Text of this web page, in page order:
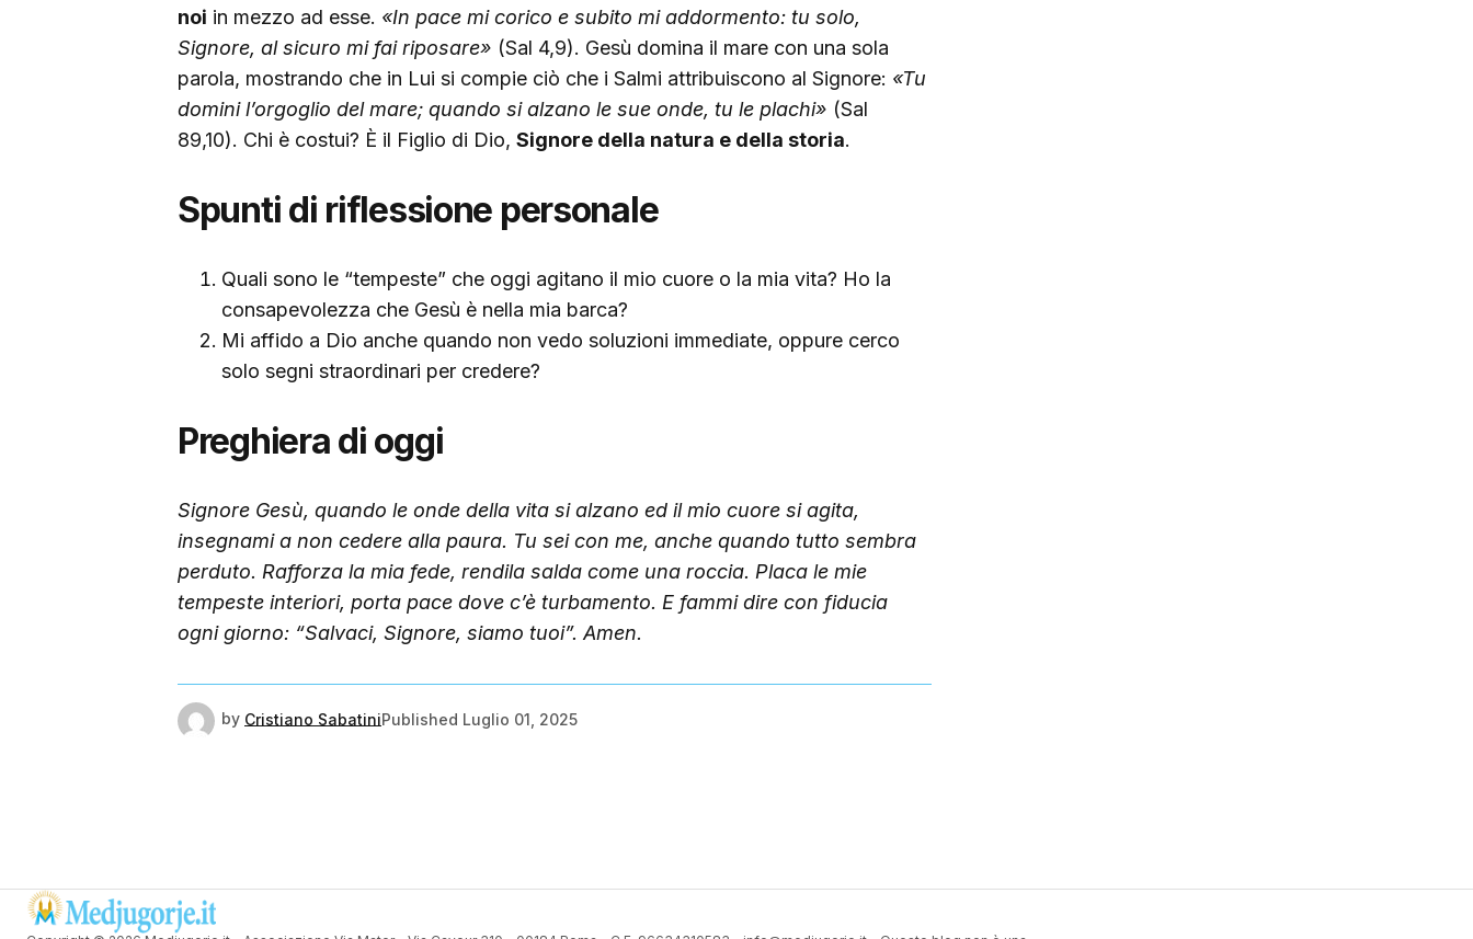
noi in mezzo ad esse. «In pace mi corico e subito mi addormento: tu solo,
Signore, al sicuro mi fai riposare» (Sal 4,9). Gesù domina il mare con una sola
parola, mostrando che in Lui si compie ciò che i Salmi attribuiscono al Signore: «Tu
domini l’orgoglio del mare; quando si alzano le sue onde, tu le plachi» (Sal
89,10). Chi è costui? È il Figlio di Dio, Signore della natura e della storia.
Spunti di riflessione personale
Quali sono le “tempeste” che oggi agitano il mio cuore o la mia vita? Ho la
consapevolezza che Gesù è nella mia barca?
Mi affido a Dio anche quando non vedo soluzioni immediate, oppure cerco
solo segni straordinari per credere?
Preghiera di oggi
Signore Gesù, quando le onde della vita si alzano ed il mio cuore si agita,
insegnami a non cedere alla paura. Tu sei con me, anche quando tutto sembra
perduto. Rafforza la mia fede, rendila salda come una roccia. Placa le mie
tempeste interiori, porta pace dove c’è turbamento. E fammi dire con fiducia
ogni giorno: “Salvaci, Signore, siamo tuoi”. Amen.
by Cristiano SabatiniPublished Luglio 01, 2025